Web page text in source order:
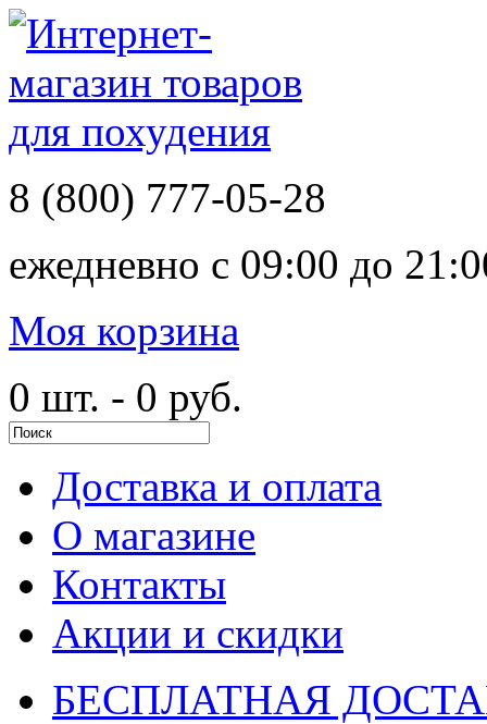
8 (800) 777-05-28
ежедневно с 09:00 до
Моя корзина
0 шт. - 0 руб.
Доставка и оплата
О магазине
Контакты
Акции и скидки
БЕСПЛАТНАЯ